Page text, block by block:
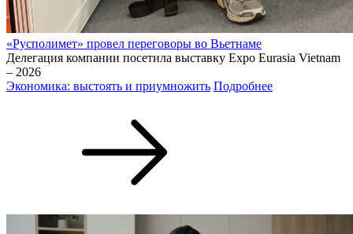
«Русполимет» провел переговоры во Вьетнаме
Делегация компании посетила выставку Expo Eurasia Vietnam
– 2026
Экономика: выстоять и приумножить Подробнее